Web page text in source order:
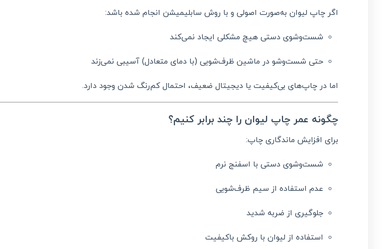
اگر چاپ لیوان به‌صورت اصولی و با روش سابلیمیشن انجام شده باشد:
شست‌وشوی دستی هیچ مشکلی ایجاد نمی‌کند
حتی شست‌وشو در ماشین ظرف‌شویی (با دمای متعادل) آسیبی نمی‌زند
اما در چاپ‌های بی‌کیفیت یا دیجیتال ضعیف، احتمال کم‌رنگ شدن وجود دارد.
چگونه عمر چاپ لیوان را چند برابر کنیم؟
برای افزایش ماندگاری چاپ:
شست‌وشوی دستی با اسفنج نرم
عدم استفاده از سیم ظرف‌شویی
جلوگیری از ضربه شدید
استفاده از لیوان با روکش باکیفیت